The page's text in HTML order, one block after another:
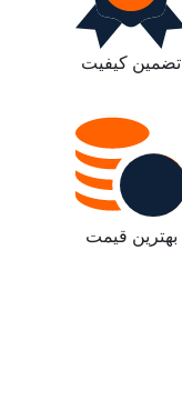
تضمین کیفیت
بهترین قیمت